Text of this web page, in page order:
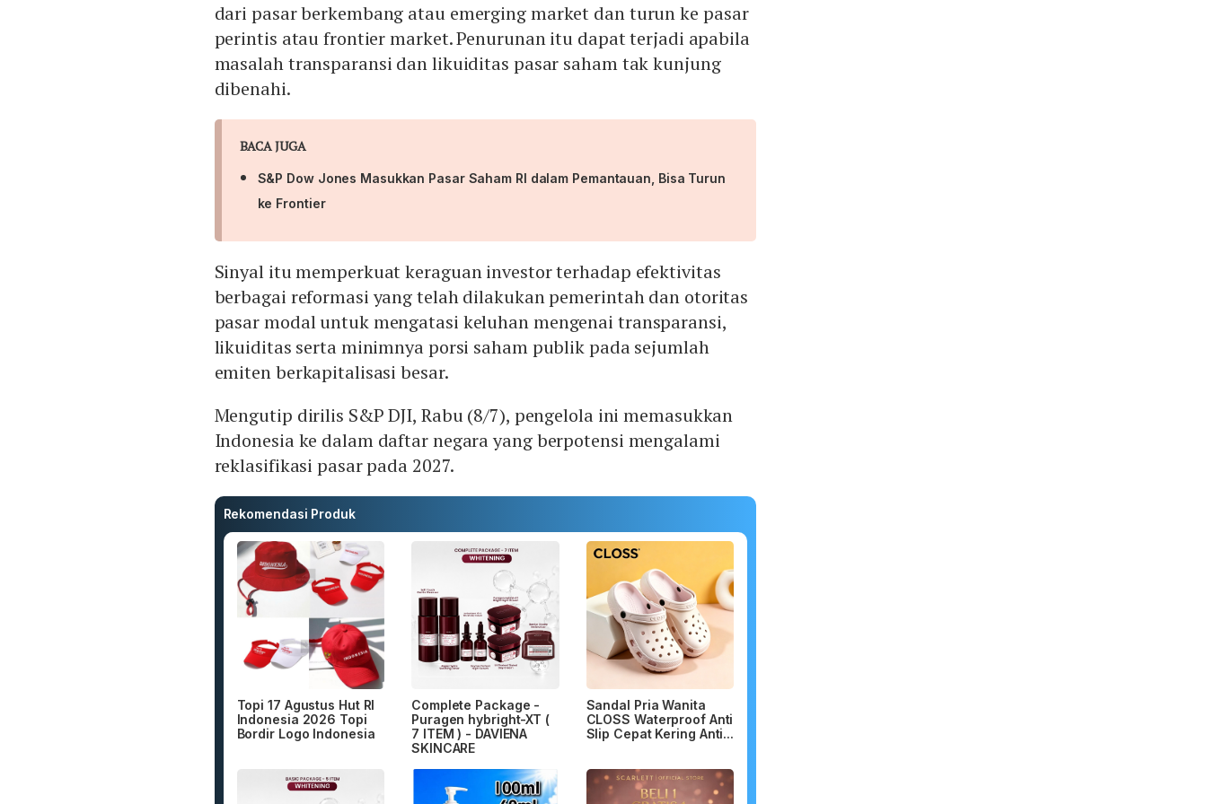
dari pasar berkembang atau emerging market dan turun ke pasar
perintis atau frontier market. Penurunan itu dapat terjadi apabila
masalah transparansi dan likuiditas pasar saham tak kunjung
dibenahi.
BACA JUGA
S&P Dow Jones Masukkan Pasar Saham RI dalam Pemantauan, Bisa Turun
ke Frontier
Sinyal itu memperkuat keraguan investor terhadap efektivitas
berbagai reformasi yang telah dilakukan pemerintah dan otoritas
pasar modal untuk mengatasi keluhan mengenai transparansi,
likuiditas serta minimnya porsi saham publik pada sejumlah
emiten berkapitalisasi besar.
Mengutip dirilis S&P DJI, Rabu (8/7), pengelola ini memasukkan
Indonesia ke dalam daftar negara yang berpotensi mengalami
reklasifikasi pasar pada 2027.
Rekomendasi Produk
Topi 17 Agustus Hut RI
Indonesia 2026 Topi
Bordir Logo Indonesia
Complete Package -
Puragen hybright-XT (
7 ITEM ) - DAVIENA
SKINCARE
Sandal Pria Wanita
CLOSS Waterproof Anti
Slip Cepat Kering Anti...